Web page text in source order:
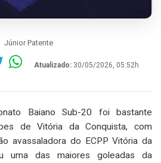
Júnior Patente
Atualizado: 30/05/2026, 05:52h
Baiano Sub-20 foi bastante
de Vitória da Conquista, com
avassaladora do ECPP Vitória da
uma das maiores goleadas da